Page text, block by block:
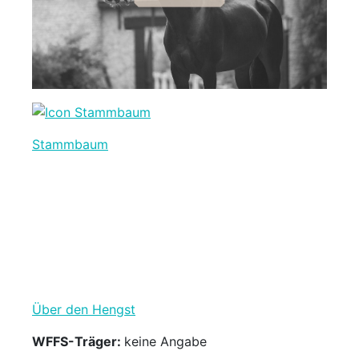
Stammbaum
Über den Hengst
WFFS-Träger: keine Angabe